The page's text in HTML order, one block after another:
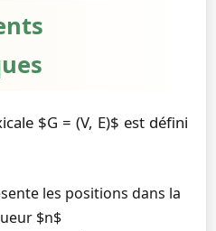
$G = (V, E)$ est défini
les positions dans la
$n$